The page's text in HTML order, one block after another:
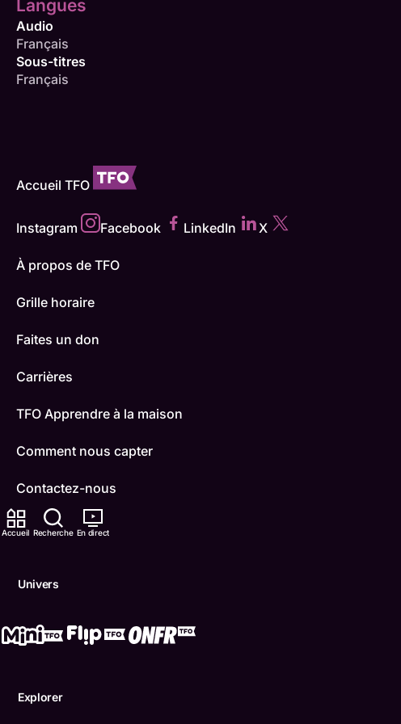
Accueil Recherche En direct
Univers
Explorer
Langues
Audio
Français
Sous-titres
Français
Accueil TFO
Instagram Facebook LinkedIn X
À propos de TFO
Grille horaire
Faites un don
Carrières
TFO Apprendre à la maison
Comment nous capter
Contactez-nous
ONFR
Conditions d'utilisation